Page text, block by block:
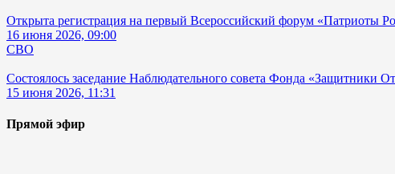
Открыта регистрация на первый Всероссийский форум «Патриоты
16 июня 2026, 09:00
СВО
Состоялось заседание Наблюдательного совета Фонда «Защитники
15 июня 2026, 11:31
Прямой эфир